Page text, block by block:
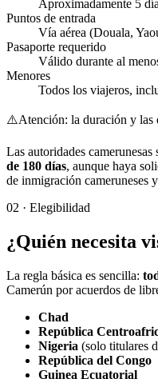
Aproximadamente 5
Puntos de entrada
Vía aérea (Douala,
Pasaporte requerido
Válido durante al
Menores
Todos los viajeros,
⚠️Atención: la duración y las
Las autoridades camerunesas
de 180 días, aunque haya
de inmigración cameruneses
02 · Elegibilidad
¿Quién necesita
La regla básica es sencilla:
Camerún por acuerdos de
Chad
República
Nigeria (solo titulares
República del Congo
Guinea Ecuatorial